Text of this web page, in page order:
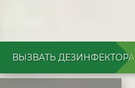
ВЫЗВАТЬ ДЕЗИНФЕКТОРА